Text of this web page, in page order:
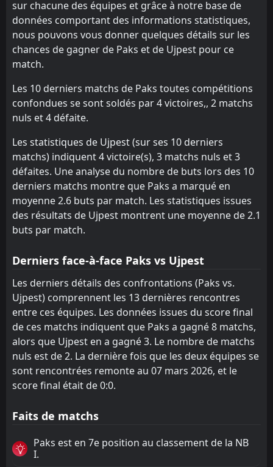
12 Debreceni VSC 1 0
12 Debreceni VSC 1 0
sur chacune des équipes et grâce à notre base de
données comportant des informations statistiques,
nous pouvons vous donner quelques détails sur les
chances de gagner de Paks et de Ujpest pour ce
match.
Les 10 derniers matchs de Paks toutes compétitions
confondues se sont soldés par 4 victoires,, 2 matchs
nuls et 4 défaite.
Les statistiques de Ujpest (sur ses 10 derniers
matchs) indiquent 4 victoire(s), 3 matchs nuls et 3
défaites. Une analyse du nombre de buts lors des 10
derniers matchs montre que Paks a marqué en
moyenne 2.6 buts par match. Les statistiques issues
des résultats de Ujpest montrent une moyenne de 2.1
buts par match.
Derniers face-à-face Paks vs Ujpest
Les derniers détails des confrontations (Paks vs.
Ujpest) comprennent les 13 dernières rencontres
entre ces équipes. Les données issues du score final
de ces matchs indiquent que Paks a gagné 8 matchs,
alors que Ujpest en a gagné 3. Le nombre de matchs
nuls est de 2. La dernière fois que les deux équipes se
sont rencontrées remonte au 07 mars 2026, et le
score final était de 0:0.
Faits de matchs
Paks est en 7e position au classement de la NB
I.